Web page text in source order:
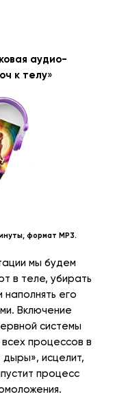
аудио-
к телу»
мы будем
в теле, убирать
его
Включение
системы
процессов в
дыры», исцелит,
процесс
формат MP3.